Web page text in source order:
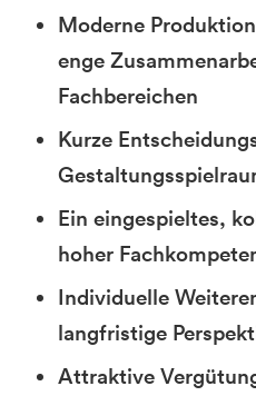
Moderne
enge
Fachbereichen
Kurze
Ein eingespieltes,
hoher
Individuelle
langfristige
Attraktive